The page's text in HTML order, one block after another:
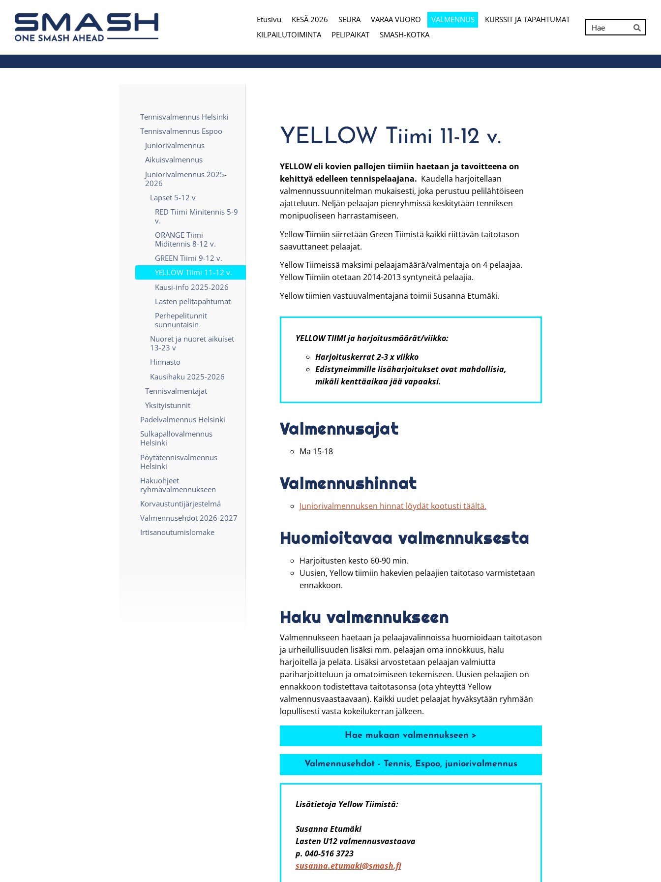
Siirry
sivun
sisältöön
Smash ry - Suomen suurin mailapeliseura
Etusivu KESÄ 2026 SEURA VARAA VUORO VALMENNUS
KURSSIT JA TAPAHTUMAT
KILPAILUTOIMINTA
PELIPAIKAT SMASH-KOTKA Hae
Tennisvalmennus Helsinki
Tennisvalmennus Espoo
Juniorivalmennus
Aikuisvalmennus
Juniorivalmennus 2025-
2026
Lapset 5-12 v
RED Tiimi Minitennis 5-9
v.
ORANGE Tiimi
Miditennis 8-12 v.
GREEN Tiimi 9-12 v.
YELLOW Tiimi 11-12 v.
Kausi-info 2025-2026
Lasten pelitapahtumat
Perhepelitunnit
sunnuntaisin
Nuoret ja nuoret aikuiset
13-23 v
Hinnasto
Kausihaku 2025-2026
Tennisvalmentajat
Yksityistunnit
Padelvalmennus Helsinki
Sulkapallovalmennus
Helsinki
Pöytätennisvalmennus
Helsinki
Hakuohjeet
ryhmävalmennukseen
Korvaustuntijärjestelmä
Valmennusehdot 2026-2027
Irtisanoutumislomake
YELLOW Tiimi 11-12 v.
YELLOW eli kovien pallojen tiimiin haetaan ja tavoitteena on
kehittyä edelleen tennispelaajana. Kaudella harjoitellaan
valmennussuunnitelman mukaisesti, joka perustuu pelilähtöiseen
ajatteluun. Neljän pelaajan pienryhmissä keskitytään tenniksen
monipuoliseen harrastamiseen.
Yellow Tiimiin siirretään Green Tiimistä kaikki riittävän taitotason
saavuttaneet pelaajat.
Yellow Tiimeissä maksimi pelaajamäärä/valmentaja on 4 pelaajaa.
Yellow Tiimiin otetaan 2014-2013 syntyneitä pelaajia.
Yellow tiimien vastuuvalmentajana toimii Susanna Etumäki.
YELLOW TIIMI ja harjoitusmäärät/viikko:
Harjoituskerrat 2-3 x viikko
Edistyneimmille lisäharjoitukset ovat mahdollisia,
mikäli kenttäaikaa jää vapaaksi.
Valmennusajat
Ma 15-18
Valmennushinnat
Juniorivalmennuksen hinnat löydät kootusti täältä.
Huomioitavaa valmennuksesta
Harjoitusten kesto 60-90 min.
Uusien, Yellow tiimiin hakevien pelaajien taitotaso varmistetaan
ennakkoon.
Haku valmennukseen
Valmennukseen haetaan ja pelaajavalinnoissa huomioidaan taitotason
ja urheilullisuuden lisäksi mm. pelaajan oma innokkuus, halu
harjoitella ja pelata. Lisäksi arvostetaan pelaajan valmiutta
pariharjoitteluun ja omatoimiseen tekemiseen. Uusien pelaajien on
ennakkoon todistettava taitotasonsa (ota yhteyttä Yellow
valmennusvaastaavaan). Kaikki uudet pelaajat hyväksytään ryhmään
lopullisesti vasta kokeilukerran jälkeen.
Hae mukaan valmennukseen >
Valmennusehdot - Tennis, Espoo, juniorivalmennus
Lisätietoja Yellow Tiimistä:
Susanna Etumäki
Lasten U12 valmennusvastaava
p. 040-516 3723
susanna.etumaki@smash.fi